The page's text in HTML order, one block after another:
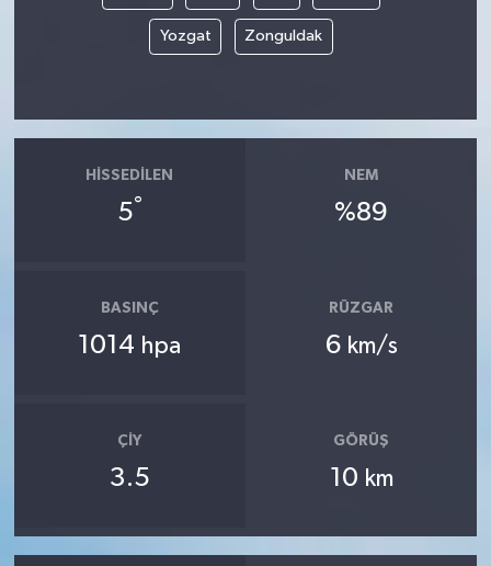
Yozgat Zonguldak
HISSEDILEN
5°
NEM
%89
BASINÇ
1014 hpa
RÜZGAR
6 km/s
ÇIY
3.5
GÖRÜŞ
10 km